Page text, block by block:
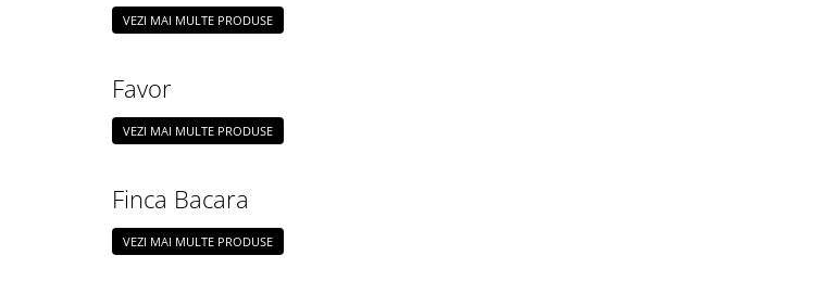
VEZI MAI MULTE PRODUSE
Favor
VEZI MAI MULTE PRODUSE
Finca Bacara
VEZI MAI MULTE PRODUSE